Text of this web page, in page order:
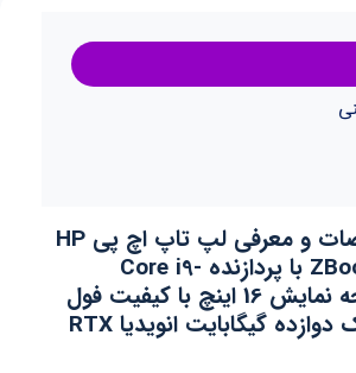
بررسی , مشخصات و معرفی لپ تاپ اچ پی HP
ZBook 16 Fury G9 با پردازنده Core i9-
12950HX صفحه نمایش 16 اینچ با کیفیت فول
اچ دی و گرافیک دوازده گیگابایت انویدیا RTX